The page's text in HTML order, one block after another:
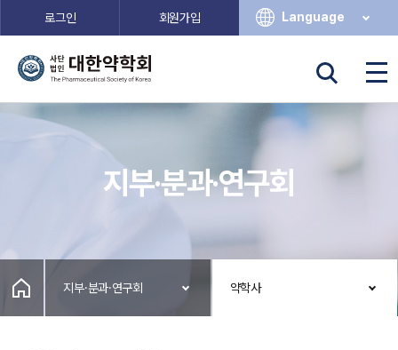
로그인 회원가입 Language
지부·분과·연구회
지부·분과·연구회 약학사